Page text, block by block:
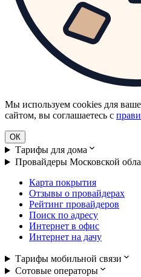
Мы используем cookies для
сайтом, вы соглашаетесь с
ОК
Тарифы для дома
Провайдеры Московской
Карта покрытия
Отзывы о провайдерах
Рейтинг провайдеров
Поиск по адресу
Интернет в офис
Интернет на дачу
Тарифы мобильной связи
Сотовые операторы